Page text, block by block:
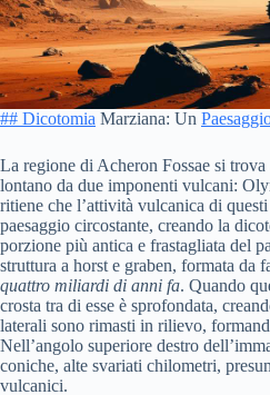
## Dicotomia Marziana: Un
La regione di Acheron Fossae si
lontano da due imponenti vulcani:
ritiene che l’attività vulcanica di
paesaggio circostante, creando la
porzione più antica e frastagliata del
struttura a horst e graben, formata da
quattro miliardi di anni fa. Quando
crosta tra di esse è sprofondata,
laterali sono rimasti in rilievo,
Nell’angolo superiore destro
coniche, alte svariati chilometri,
vulcanici.